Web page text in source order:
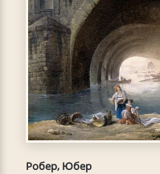
Робер, Юбер